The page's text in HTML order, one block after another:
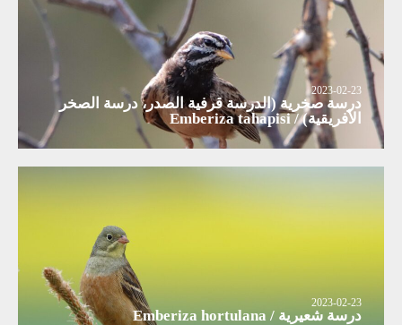
2023-02-23
درسة صخرية (الدرسة قرفية الصدر، درسة الصخر
الأفريقية) / Emberiza tahapisi
2023-02-23
درسة شعيرية / Emberiza hortulana